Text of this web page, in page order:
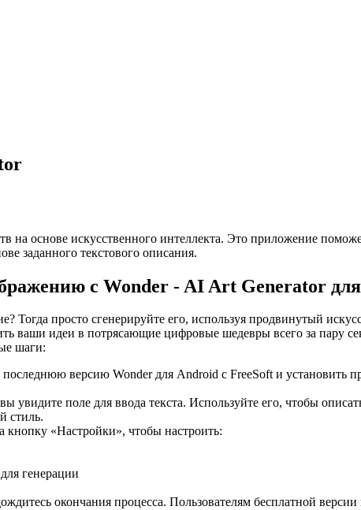
основе искусственного интеллекта. Это приложение
заданного текстового описания.
с Wonder - AI Art Generator
Тогда просто сгенерируйте его, используя продвинутый
ваши идеи в потрясающие цифровые шедевры всего за пару
шаги:
последнюю версию Wonder для Android с FreeSoft и установить
увидите поле для ввода текста. Используйте его, чтобы
стиль.
«Настройки», чтобы настроить:
генерации
окончания процесса. Пользователям бесплатной версии